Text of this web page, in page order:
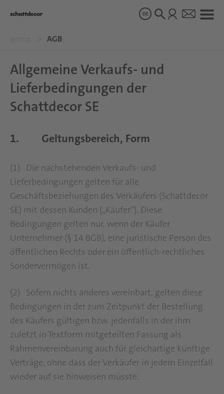
Produkte
Karriere
DE
AGB
Allgemeine Verkaufs- und
Lieferbedingungen der
Schattdecor SE
1. Geltungsbereich, Form
(1) Die nachstehenden Verkaufs- und
Lieferbedingungen gelten für alle
Geschäftsbeziehungen des Verkäufers (Schattdecor
SE) mit dessen Kunden („Käufer“). Diese
Bedingungen gelten nur, wenn der Käufer
Unternehmer (§ 14 BGB), eine juristische Person des
öffentlichen Rechts oder ein öffentlich-rechtliches
Sondervermögen ist.
(2) Sofern nichts anderes vereinbart, gelten diese
Bedingungen in der zum Zeitpunkt der Bestellung
des Käufers gültigen bzw. jedenfalls in der ihm
zuletzt in Textform mitgeteilten Fassung als
Rahmenvereinbarung auch für gleichartige künftige
Verträge, ohne dass der Verkäufer in jedem Einzelfall
wieder auf sie hinweisen müsste.